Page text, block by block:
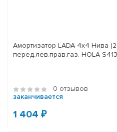
Амортизатор LADA 4x4 Нива
перед.лев.прав.газ. HOLA
0 отзывов
заканчивается
1 404 ₽